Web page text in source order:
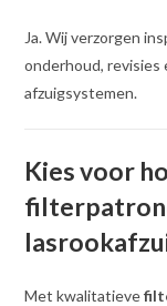
Ja. Wij verzorgen
onderhoud,
afzuigsystemen.
Kies voor
Met kwalitatieve